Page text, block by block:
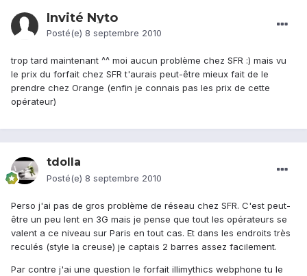
Invité Nyto
Posté(e) 8 septembre 2010
trop tard maintenant ^^ moi aucun problème chez SFR :) mais vu
le prix du forfait chez SFR t'aurais peut-être mieux fait de le
prendre chez Orange (enfin je connais pas les prix de cette
opérateur)
tdolla
Posté(e) 8 septembre 2010
Perso j'ai pas de gros problème de réseau chez SFR. C'est peut-
être un peu lent en 3G mais je pense que tout les opérateurs se
valent a ce niveau sur Paris en tout cas. Et dans les endroits très
reculés (style la creuse) je captais 2 barres assez facilement.
Par contre j'ai une question le forfait illimythics webphone tu le